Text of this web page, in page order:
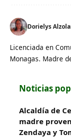
Dorielys
Licenciada en
Monagas. Madre
Noticias
Alcaldía de
madre
Zendaya y